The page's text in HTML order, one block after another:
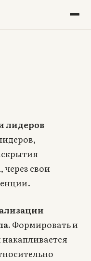
лидеров
через свои
Формировать и
накапливается